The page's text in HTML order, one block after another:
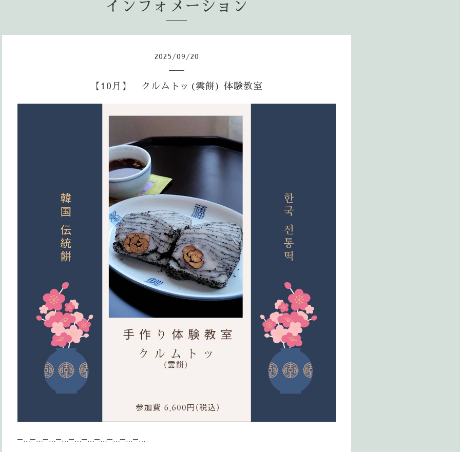
インフォメーション
2025 /09 /20
【10月】 クルムトッ(雲餅) 体験教室
─…─…─…─…─…─…─…─…─…─…